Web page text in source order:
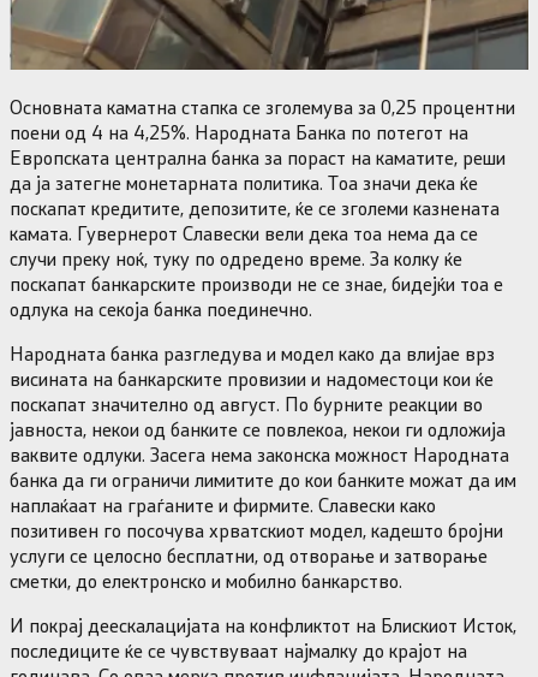
Основната каматна стапка се зголемува за 0,25 процентни
поени од 4 на 4,25%. Народната Банка по потегот на
Европската централна банка за пораст на каматите, реши
да ја затегне монетарната политика. Тоа значи дека ќе
поскапат кредитите, депозитите, ќе се зголеми казнената
камата. Гувернерот Славески вели дека тоа нема да се
случи преку ноќ, туку по одредено време. За колку ќе
поскапат банкарските производи не се знае, бидејќи тоа е
одлука на секоја банка поединечно.
Народната банка разгледува и модел како да влијае врз
висината на банкарските провизии и надоместоци кои ќе
поскапат значително од август. По бурните реакции во
јавноста, некои од банките се повлекоа, некои ги одложија
ваквите одлуки. Засега нема законска можност Народната
банка да ги ограничи лимитите до кои банките можат да им
наплаќаат на граѓаните и фирмите. Славески како
позитивен го посочува хрватскиот модел, кадешто бројни
услуги се целосно бесплатни, од отворање и затворање
сметки, до електронско и мобилно банкарство.
И покрај деескалацијата на конфликтот на Блискиот Исток,
последиците ќе се чувствуваат најмалку до крајот на